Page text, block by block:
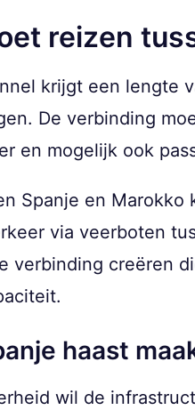
reizen
krijgt een lengte
De verbinding
en mogelijk ook
Spanje en
via veerboten
verbinding creëren
haast
wil de